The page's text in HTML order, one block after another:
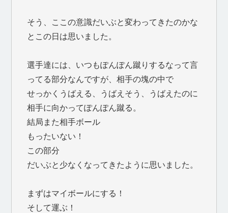
そう、ここの意識だいぶと変わってきたのかな
とこの日は思いました。
選手達には、いつもぽんぽん蹴りするなって言
ってる部分なんですが、相手の塊の中で
せっかくうばえる、うばえそう、うばえたのに
相手に向かってぽんぽん蹴る。
結局また相手ボール
もったいない！
この部分
だいぶと少なくなってきたように思いました。
まずはマイボールにする！
そして運ぶ！